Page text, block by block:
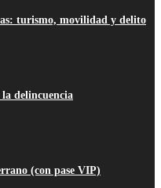
turismo, movilidad y delito
delincuencia
(con pase VIP)